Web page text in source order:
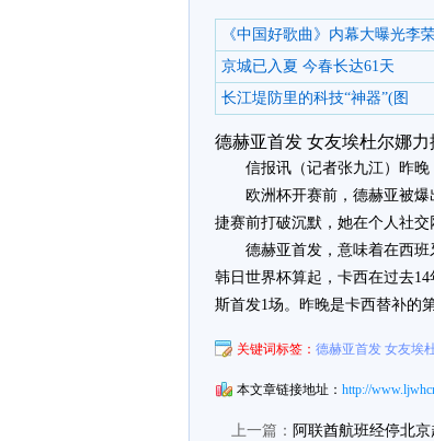
《中国好歌曲》内幕大曝光李
京城已入夏 今春长达61天
长江堤防里的科技“神器”(图
德赫亚首发 女友埃杜尔娜力
信报讯（记者张九江）昨晚
欧洲杯开赛前，德赫亚被
捷赛前打破沉默，她在个人社
德赫亚首发，意味着在西
韩日世界杯算起，卡西在过去
斯首发1场。昨晚是卡西替补的第
关键词标签： 德赫亚首发 女友埃
本文章链接地址： http://
上一篇： 阿联酋航班经停北